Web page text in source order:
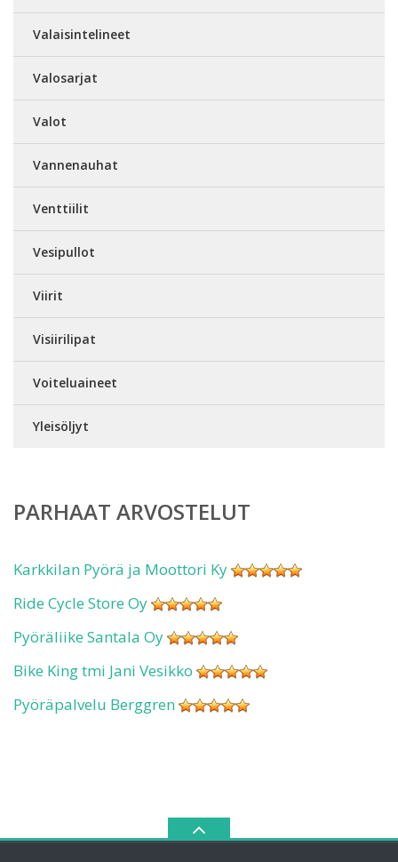
Valaisintelineet
Valosarjat
Valot
Vannenauhat
Venttiilit
Vesipullot
Viirit
Visiirilipat
Voiteluaineet
Yleisöljyt
PARHAAT ARVOSTELUT
Karkkilan Pyörä ja Moottori Ky
Ride Cycle Store Oy
Pyöräliike Santala Oy
Bike King tmi Jani Vesikko
Pyöräpalvelu Berggren